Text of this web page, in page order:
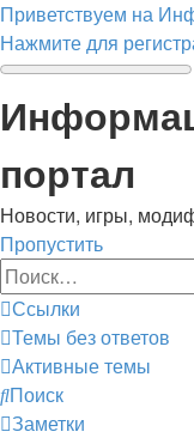
Приветствуем на
Нажмите для
портал
Новости, игры,
Пропустить
Ссылки
Темы без ответов
Активные темы
Поиск
Заметки